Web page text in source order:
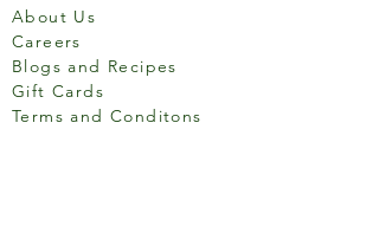
About Us
Careers
Blogs and Recipes
Gift Cards
Terms and Conditons